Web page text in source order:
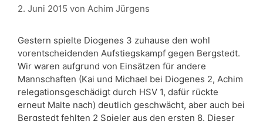
2. Juni 2015 von Achim Jürgens
Gestern spielte Diogenes 3 zuhause den wohl
vorentscheidenden Aufstiegskampf gegen Bergstedt.
Wir waren aufgrund von Einsätzen für andere
Mannschaften (Kai und Michael bei Diogenes 2, Achim
relegationsgeschädigt durch HSV 1, dafür rückte
erneut Malte nach) deutlich geschwächt, aber auch bei
Bergstedt fehlten 2 Spieler aus den ersten 8. Dieser